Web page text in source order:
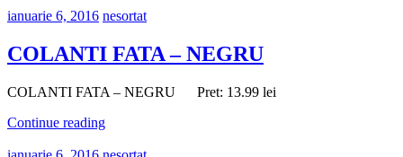
ianuarie 6, 2016 nesortat
COLANTI FATA – NEGRU
COLANTI FATA – NEGRU Pret: 13.99 lei
Continue reading